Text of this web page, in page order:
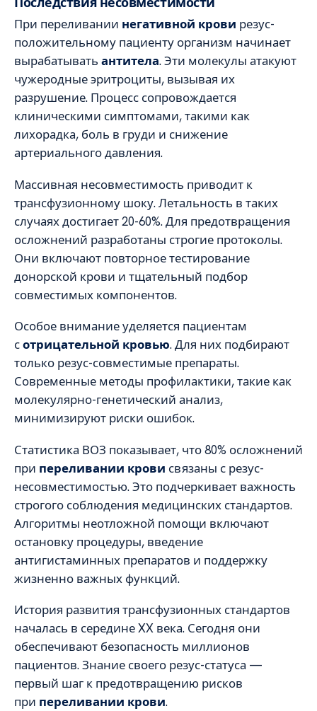
При переливании негативной крови резус-
положительному пациенту организм начинает
вырабатывать антитела. Эти молекулы атакуют
чужеродные эритроциты, вызывая их
разрушение. Процесс сопровождается
клиническими симптомами, такими как
лихорадка, боль в груди и снижение
артериального давления.
Массивная несовместимость приводит к
трансфузионному шоку. Летальность в таких
случаях достигает 20-60%. Для предотвращения
осложнений разработаны строгие протоколы.
Они включают повторное тестирование
донорской крови и тщательный подбор
совместимых компонентов.
Особое внимание уделяется пациентам
сотрицательной кровью. Для них подбирают
только резус-совместимые препараты.
Современные методы профилактики, такие как
молекулярно-генетический анализ,
минимизируют риски ошибок.
Статистика ВОЗ показывает, что 80% осложнений
при переливании крови связаны с резус-
несовместимостью. Это подчеркивает важность
строгого соблюдения медицинских стандартов.
Алгоритмы неотложной помощи включают
остановку процедуры, введение
антигистаминных препаратов и поддержку
жизненно важных функций.
История развития трансфузионных стандартов
началась в середине XX века. Сегодня они
обеспечивают безопасность миллионов
пациентов. Знание своего резус-статуса —
первый шаг к предотвращению рисков
при переливании крови.